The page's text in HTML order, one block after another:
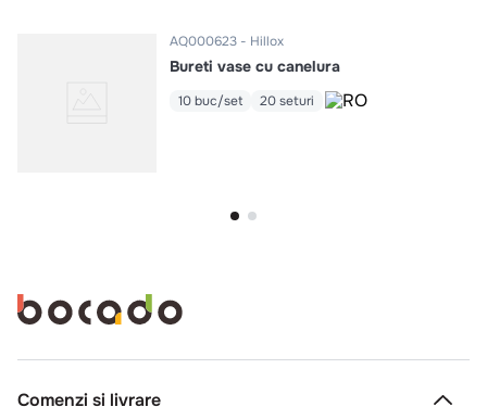
AQ000623 Hillox
Bureti vase cu canelura
10 buc/set 20 seturi
Comenzi si livrare